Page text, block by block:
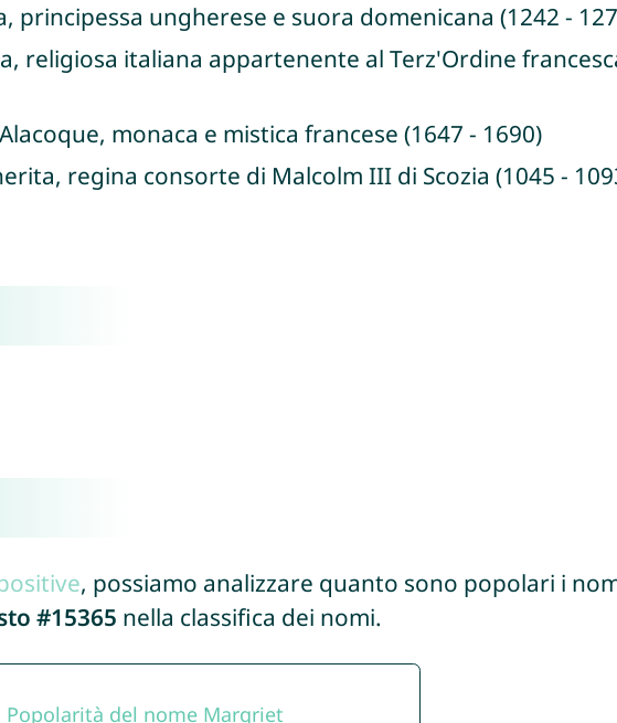
principessa ungherese e suora domenicana (1242 -
religiosa italiana appartenente al Terz'Ordine
monaca e mistica francese (1647 - 1690)
regina consorte di Malcolm III di Scozia (1045 -
, possiamo analizzare quanto sono popolari i
#15365 nella classifica dei nomi.